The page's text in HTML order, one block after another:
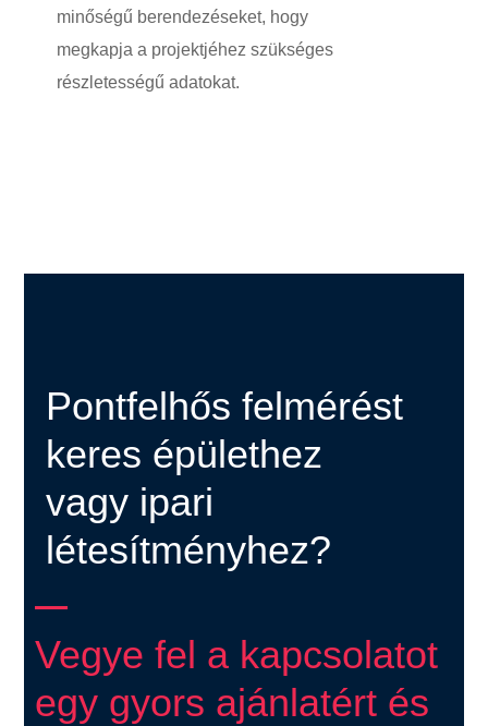
minőségű berendezéseket, hogy
megkapja a projektjéhez szükséges
részletességű adatokat.
Pontfelhős felmérést
keres épülethez
vagy ipari
létesítményhez?
Vegye fel a kapcsolatot
egy gyors ajánlatért és